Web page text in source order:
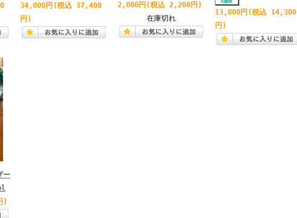
34,000円 (税込 37,400
円)
2,000円 (税込 2,200円)
在庫切れ
13,000円 (税込 14,300
円)
ー
)